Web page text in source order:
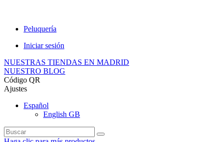
Peluquería
Iniciar sesión
NUESTRAS TIENDAS EN MADRID
NUESTRO BLOG
Código QR
Ajustes
Español
English GB